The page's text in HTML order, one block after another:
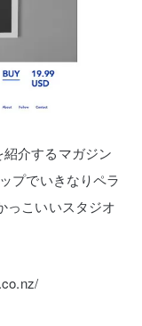
介するマガジン
プでいきなりペラ
っこいいスタジオ